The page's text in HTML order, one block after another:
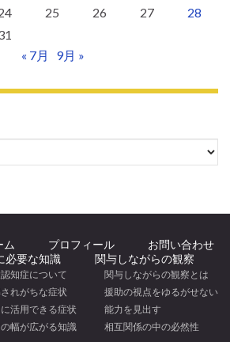
25 26 27
28
« 7月
9月 »
ム プロフィール
お問い合わせ
必要な知識
知症について
れがちな症状
活用できる症状
幅が広がる知識
関与しながらの観察
関与しながらの観察とは
援助の視点をゆるがせない
能力を見出す
相互関係の中の必然性